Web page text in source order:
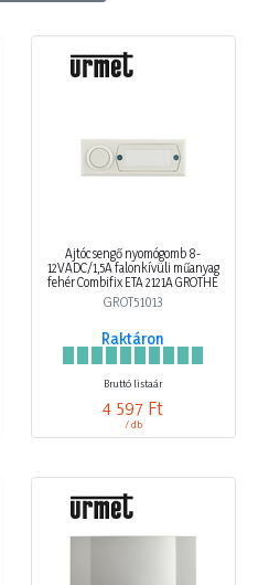
Ajtócsengő nyomógomb 8-
12VADC/1,5A falonkívüli műanyag
fehér Combifix ETA 2121A GROTHE
GROT51013
Raktáron
Bruttó listaár
4 597 Ft
/ db